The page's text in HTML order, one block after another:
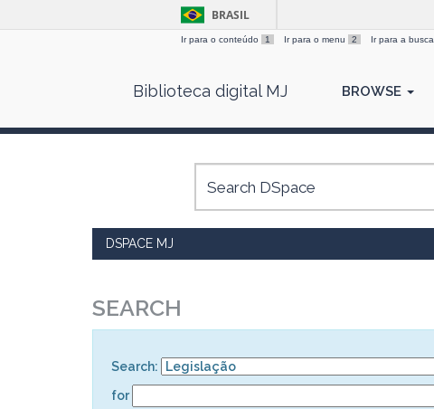
BRASIL
Ir para o conteúdo 1 Ir para o menu 2 Ir para a busca
Biblioteca digital MJ BROWSE
DSPACE MJ
SEARCH
Search:
for